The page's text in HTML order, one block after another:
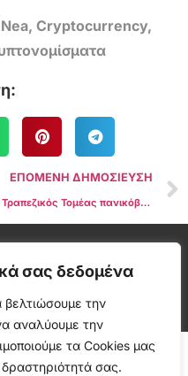
σας δεδομένα
βελτιώσουμε την
αναλύουμε την
τα Cookies μας
σας.
, Cryptocurrency,
ΕΠΟΜΕΝΗ ΔΗΜΟΣΙΕΥΣΗ
Ο Τραπεζικός Τομέας πανικόβλητος για την Άνοδο των Stablecoins με Απόδοσεις
reserved